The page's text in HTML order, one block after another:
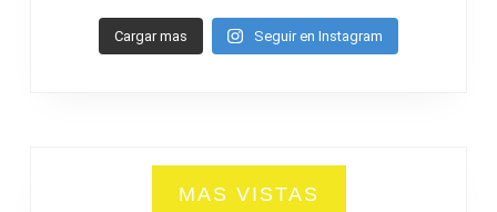
Cargar mas Seguir en Instagram
MAS VISTAS